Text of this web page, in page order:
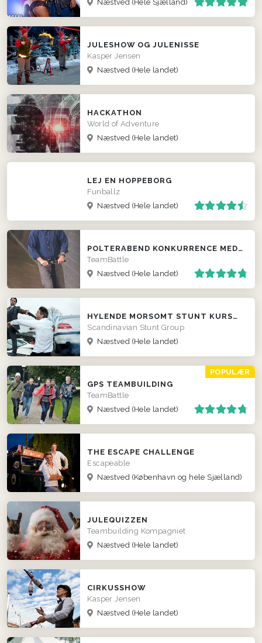
Næstved (Hele Sjælland)
JULESHOW OG JULENISSE
Kasper Jensen
Næstved (Hele landet)
HACKATHON
World of Adventure
Næstved (Hele landet)
LEJ EN HOPPEBORG
Funballz
Næstved (Hele landet)
POLTERABEND KONKURRENCE MED SEGWAY
TeamBattle
Næstved (Hele landet)
HYLENDE MORSOMT STUNT KURSUS TIL FIRMAER
Scandinavian Stunt Group
Næstved (Hele landet)
POPULÆR
GPS TEAMBUILDING
TeamBattle
Næstved (Hele landet)
THE ESCAPE CHALLENGE
Escapeable
Næstved (København og hele Sjælland)
JULEQUIZZEN
Teambuilding Kompagniet
Næstved (Hele landet)
CIRKUSSHOW
Kasper Jensen
Næstved (Hele landet)